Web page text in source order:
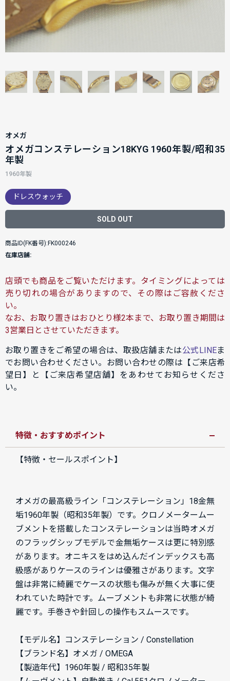
オメガ
オメガコンステレーション18KYG 1960年製/昭和35
年製
1960年製
ドレスウォッチ
SOLD OUT
商品ID(FK番号):FK000246
在庫店舗:
店頭でも商品をご覧いただけます。タイミングによっては
売り切れの場合がありますので、その際はご容赦くださ
い。
なお、お取り置きはおひとり様2本まで、お取り置き期間は
3営業日とさせていただきます。
お取り置きをご希望の場合は、取扱店舗または公式LINEま
でお問い合わせください。お問い合わせの際は【ご来店希
望日】と【ご来店希望店舗】をあわせてお知らせくださ
い。
特徴・おすすめポイント
【特徴・セールスポイント】
オメガの最高級ライン「コンステレーション」18金無
垢1960年製（昭和35年製）です。クロノメータームー
ブメントを搭載したコンステレーションは当時オメガ
のフラッグシップモデルで金無垢ケースは更に特別感
があります。オニキスをはめ込んだインデックスも高
級感がありケースのラインは優雅さがあります。文字
盤は非常に綺麗でケースの状態も傷みが無く大事に使
われていた時計です。ムーブメントも非常に状態が綺
麗です。手巻きや針回しの操作もスムースです。
【モデル名】コンステレーション / Constellation
【ブランド名】 オメガ / OMEGA
【製造年代】1960年製 / 昭和35年製